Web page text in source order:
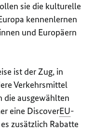
sie die kulturelle
kennenlernen
und Europäern
ist der Zug, in
Verkehrsmittel
die ausgewählten
eine DiscoverEU-
zusätzlich Rabatte